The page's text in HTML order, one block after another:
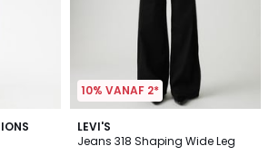
10% VANAF 2*
LEVI'S
Jeans 318 Shaping Wide Leg
4.7
/ 5
2
Kleuren